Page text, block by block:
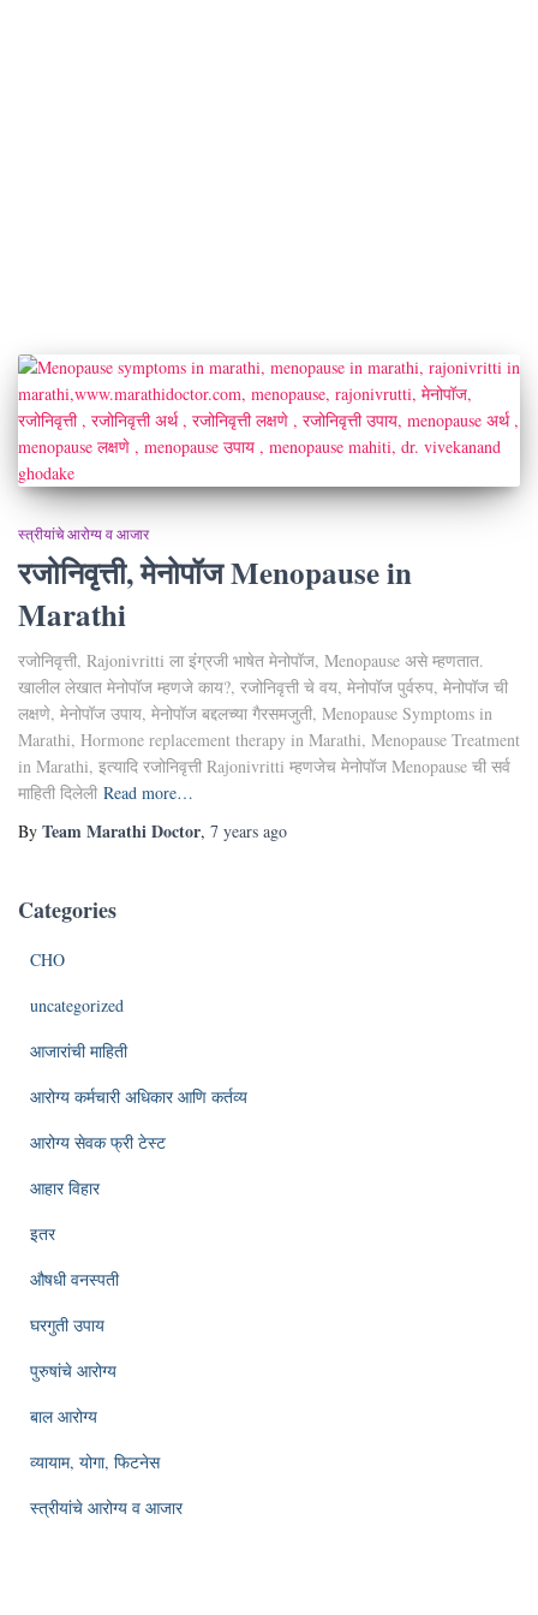
स्त्रीयांचे आरोग्य व आजार
रजोनिवृत्ती, मेनोपॉज Menopause in
Marathi
रजोनिवृत्ती, Rajonivritti ला इंंग्रजी भाषेत मेनोपॉज, Menopause असे म्हणतात.
खालील लेखात मेनोपॉज म्हणजे काय?, रजोनिवृत्ती चे वय, मेनोपॉज पुर्वरुप, मेनोपॉज ची
लक्षणे, मेनोपॉज उपाय, मेनोपॉज बद्दलच्या गैरसमजुती, Menopause Symptoms in
Marathi, Hormone replacement therapy in Marathi, Menopause Treatment
in Marathi, इत्यादि रजोनिवृत्ती Rajonivritti म्हणजेच मेनोपॉज Menopause ची सर्व
माहिती दिलेली Read more…
By Team Marathi Doctor, 7 years ago
Categories
CHO
uncategorized
आजारांची माहिती
आरोग्य कर्मचारी अधिकार आणि कर्तव्य
आरोग्य सेवक फ्री टेस्ट
आहार विहार
इतर
औषधी वनस्पती
घरगुती उपाय
पुरुषांचे आरोग्य
बाल आरोग्य
व्यायाम, योगा, फिटनेस
स्त्रीयांचे आरोग्य व आजार